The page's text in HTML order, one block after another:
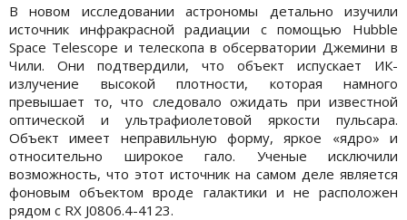
В новом исследовании астрономы детально изучили
источник инфракрасной радиации с помощью Hubble
Space Telescope и телескопа в обсерватории Джемини в
Чили. Они подтвердили, что объект испускает ИК-
излучение высокой плотности, которая намного
превышает то, что следовало ожидать при известной
оптической и ультрафиолетовой яркости пульсара.
Объект имеет неправильную форму, яркое «ядро» и
относительно широкое гало. Ученые исключили
возможность, что этот источник на самом деле является
фоновым объектом вроде галактики и не расположен
рядом с RX J0806.4-4123.